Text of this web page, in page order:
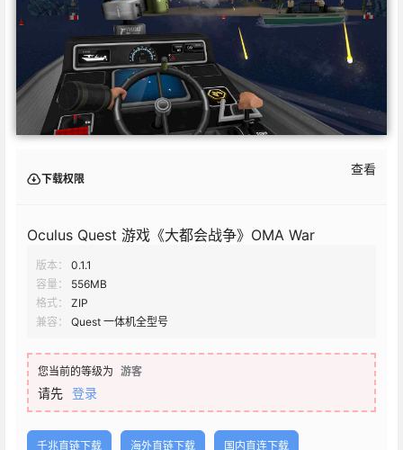
下载权限
查看
Oculus Quest 游戏《大都会战争》OMA War
版本：
0.1.1
容量：
556MB
格式：
ZIP
兼容：
Quest 一体机全型号
您当前的等级为 游客
请先 登录
千兆直链下载 海外直链下载 国内直连下载